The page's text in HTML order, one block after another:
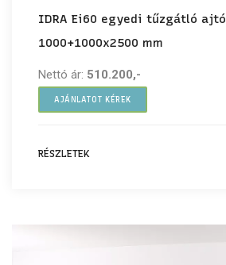
IDRA Ei60 egyedi tűzgátló ajtó
1000+1000x2500 mm
Nettó ár: 510.200,-
AJÁNLATOT KÉREK
RÉSZLETEK